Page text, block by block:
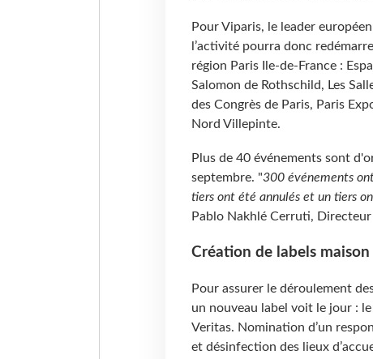
Pour Viparis, le leader
l’activité pourra donc
région Paris Ile-de-France :
Salomon de Rothschild, Les
des Congrès de Paris, Paris
Nord Villepinte.
Plus de 40 événements sont
septembre. "300 événements
tiers ont été annulés et un tiers
Pablo Nakhlé Cerruti,
Création de labels maison
Pour assurer le déroulement
un nouveau label voit le jour :
Veritas. Nomination d’un
et désinfection des lieux